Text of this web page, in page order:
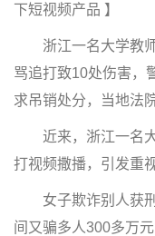
下短视频产品 】
浙江一名大学教师
骂追打致10处伤害，
求吊销处分，当地法
近来，浙江一名大
打视频撒播，引发重视
女子欺诈别人获刑
间又骗多人300多万